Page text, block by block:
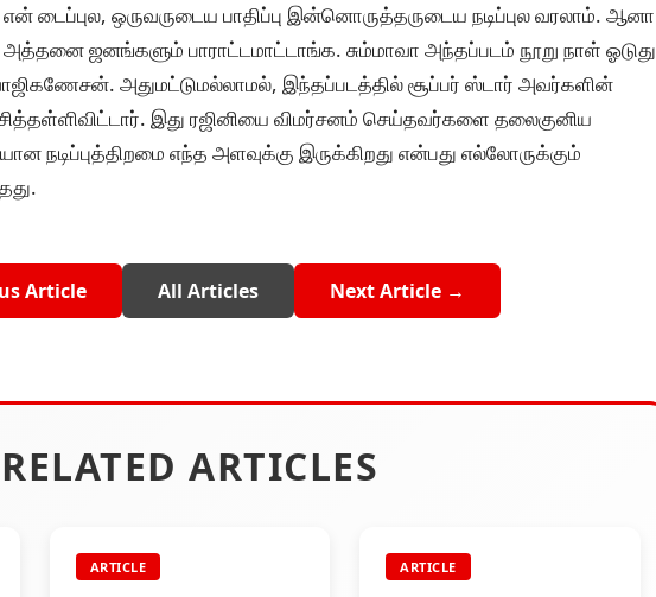
என் டைப்புல, ஒருவருடைய பாதிப்பு இன்னொருத்தருடைய நடிப்புல வரலாம். ஆனா
ஜனங்களும் பாராட்டமாட்டாங்க. சும்மாவா அந்தப்படம் நூறு நாள் ஓடுது
அதுமட்டுமல்லாமல், இந்தப்படத்தில் சூப்பர் ஸ்டார் அவர்களின்
இது ரஜினியை விமர்சனம் செய்தவர்களை தலைகுனிய
நடிப்புத்திறமை எந்த அளவுக்கு இருக்கிறது என்பது எல்லோருக்கும்
Article All Articles Next Article →
RELATED ARTICLES
ARTICLE ARTICLE